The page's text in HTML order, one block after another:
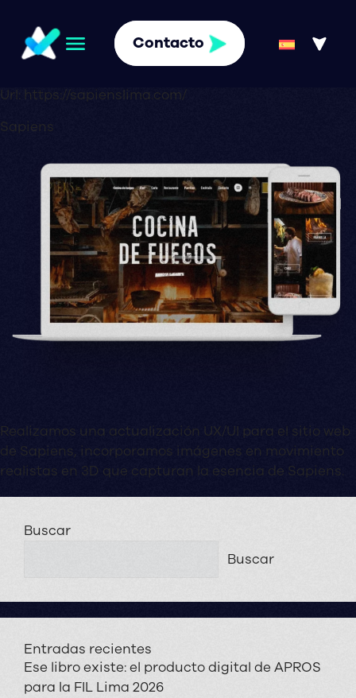
Contacto
Url: https://sapienslima.com/
Sapiens
Realizamos una actualización UX/UI para el sitio web
de Sapiens, incorporamos imágenes en movimiento
realistas en 3D que capturan la esencia de Sapiens.
Buscar
Buscar
Entradas recientes
Ese libro existe: el producto digital de APROS
para la FIL Lima 2026